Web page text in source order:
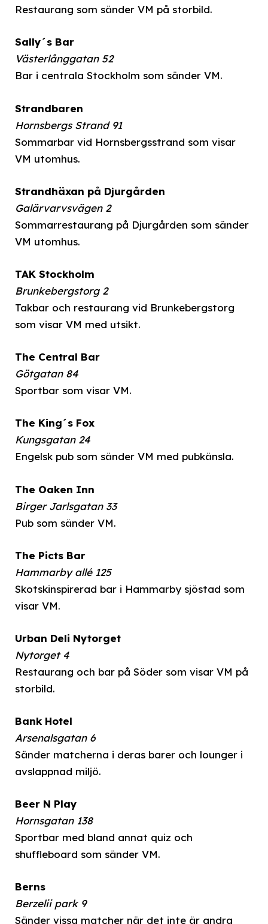
Restaurang som sänder VM på storbild.
Sally´s Bar
Västerlånggatan 52
Bar i centrala Stockholm som sänder VM.
Strandbaren
Hornsbergs Strand 91
Sommarbar vid Hornsbergsstrand som visar
VM utomhus.
Strandhäxan på Djurgården
Galärvarvsvägen 2
Sommarrestaurang på Djurgården som sänder
VM utomhus.
TAK Stockholm
Brunkebergstorg 2
Takbar och restaurang vid Brunkebergstorg
som visar VM med utsikt.
The Central Bar
Götgatan 84
Sportbar som visar VM.
The King´s Fox
Kungsgatan 24
Engelsk pub som sänder VM med pubkänsla.
The Oaken Inn
Birger Jarlsgatan 33
Pub som sänder VM.
The Picts Bar
Hammarby allé 125
Skotskinspirerad bar i Hammarby sjöstad som
visar VM.
Urban Deli Nytorget
Nytorget 4
Restaurang och bar på Söder som visar VM på
storbild.
Bank Hotel
Arsenalsgatan 6
Sänder matcherna i deras barer och lounger i
avslappnad miljö.
Beer N Play
Hornsgatan 138
Sportbar med bland annat quiz och
shuffleboard som sänder VM.
Berns
Berzelii park 9
Sänder vissa matcher när det inte är andra